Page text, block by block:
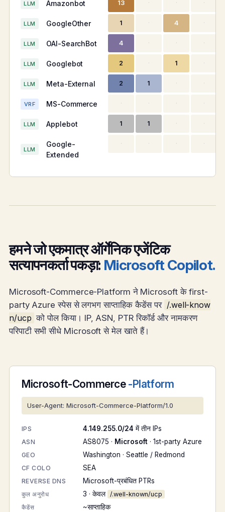
Amazonbot
LLM 13 · · ·
GoogleOther
LLM 1 · 4 ·
OAI-SearchBot
LLM 4 · · ·
Googlebot
LLM 2 · 1 ·
Meta-External
LLM 2 1 · ·
MS-Commerce
VRF · · · ·
Applebot
LLM 1 1 · ·
Google-
Extended
LLM
· · · ·
हमने जो एकमात्र ऑर्गेनिक एजेंटिक
सत्यापनकर्ता पकड़ा: Microsoft Copilot.
Microsoft-Commerce-Platform ने Microsoft के first-
party Azure स्पेस से लगभग साप्ताहिक कैडेंस पर /.well-know
n/ucp को पोल किया। IP, ASN, PTR रिकॉर्ड और नामकरण
परिपाटी सभी सीधे Microsoft से मेल खाते हैं।
Microsoft-Commerce -Platform
User-Agent: Microsoft-Commerce-Platform/1.0
IPS 4.149.255.0/24 में तीन IPs
ASN AS8075 · Microsoft · 1st-party Azure
GEO Washington · Seattle / Redmond
CF COLO SEA
REVERSE DNS Microsoft-प्रबंधित PTRs
कुल अनुरोध 3 · केवल /.well-known/ucp
कैडेंस
~साप्ताहिक